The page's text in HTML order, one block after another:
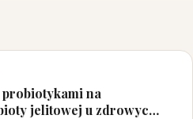
probiotykami na
jelitowej u zdrowych